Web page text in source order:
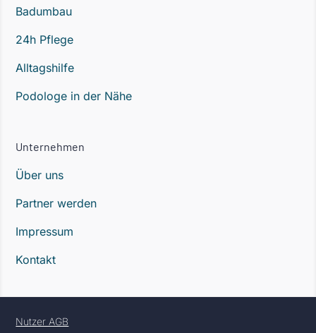
Badumbau
24h Pflege
Alltagshilfe
Podologe in der Nähe
Unternehmen
Über uns
Partner werden
Impressum
Kontakt
Nutzer AGB